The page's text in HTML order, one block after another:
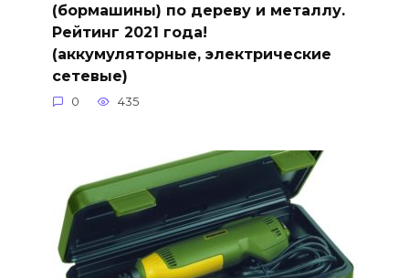
(бормашины) по дереву и металлу.
Рейтинг 2021 года!
(аккумуляторные, электрические
сетевые)
0 435